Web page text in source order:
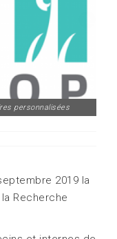
personnalisées
2019 la
Recherche